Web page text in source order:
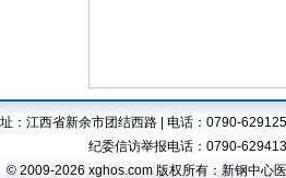
：江西省新余市团结西路 | 电话：0790-
纪委信访举报电话：0790-
© 2009-2026 xghos.com 版权所有：新钢中